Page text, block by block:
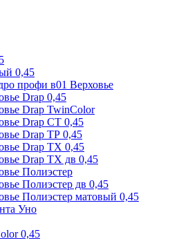
0,45
профи в01 Верховье
Drap 0,45
Drap TwinColor
Drap СТ 0,45
Drap ТР 0,45
Drap ТХ 0,45
Drap ТХ дв 0,45
Полиэстер
Полиэстер дв 0,45
Полиэстер матовый 0,45
Уно
0,45